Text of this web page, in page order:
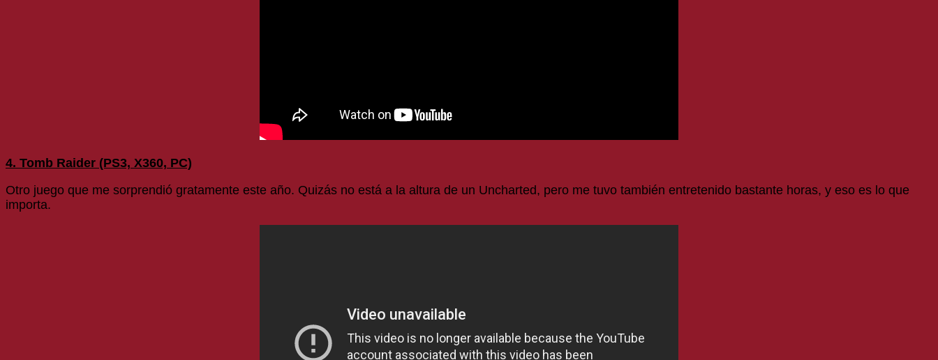
4. Tomb Raider (PS3, X360, PC)
Otro juego que me sorprendió gratamente este año. Quizás no está a la altura de un Uncharted, pero me tuvo también entretenido bastante horas, y eso es lo que
importa.